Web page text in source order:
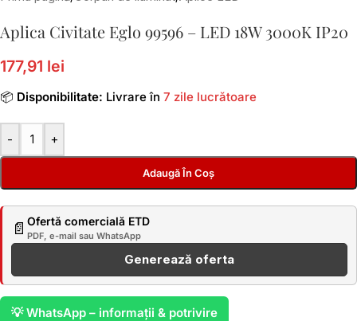
Aplica Civitate Eglo 99596 – LED 18W 3000K IP20
177,91 lei
📦 Disponibilitate: Livrare în 7 zile lucrătoare
- +
Adaugă În Coș
📄 Ofertă comercială ETD
PDF, e-mail sau WhatsApp
Generează oferta
💡 WhatsApp – informații & potrivire